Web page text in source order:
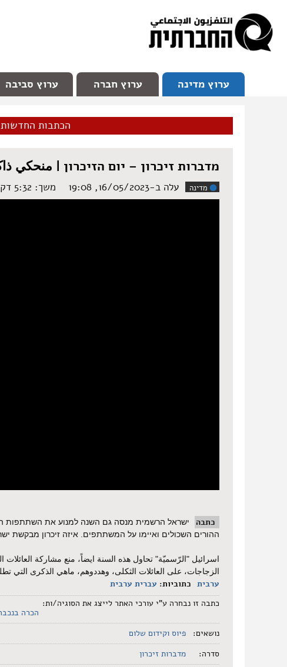
ערוץ מדינה ערוץ חברה ערוץ סביבה
הכתבות החדשות
מדברות זיכרון – יום הזיכרון | منحكي
מדינה עלה ב-16/05/2023, 19:08 משך: ‏5:32 דקות
כתבה
ישראל הרשמית מנסה גם השנה למנוע את השתתפות
ההורים השכולים ואיימו על המשתתפים. איזה זיכרון מבקשת
اسرائيل "الرّسميّة" تحاول هذه السنة ايضاً، منع مشاركة
الزجاجات، على العائلات الثكلى، وهددوهم، ماهي الذكرى التي
ערבית כתוביות: עברית ערבית
כתבה זו נבחרה ע"י עורכי האתר לייצג את הסוגיה/ות:
הכרה
נושאים:
פיוס וקידום שלום
סדרה:
מדברות זיכרון